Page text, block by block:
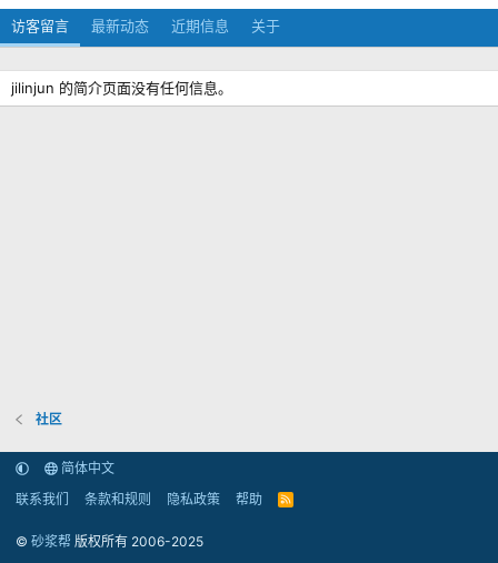
访客留言 最新动态 近期信息 关于
jilinjun 的简介页面没有任何信息。
社区
简体中文
联系我们
条款和规则 隐私政策 帮助
R
© 砂浆帮 版权所有 2006-2025